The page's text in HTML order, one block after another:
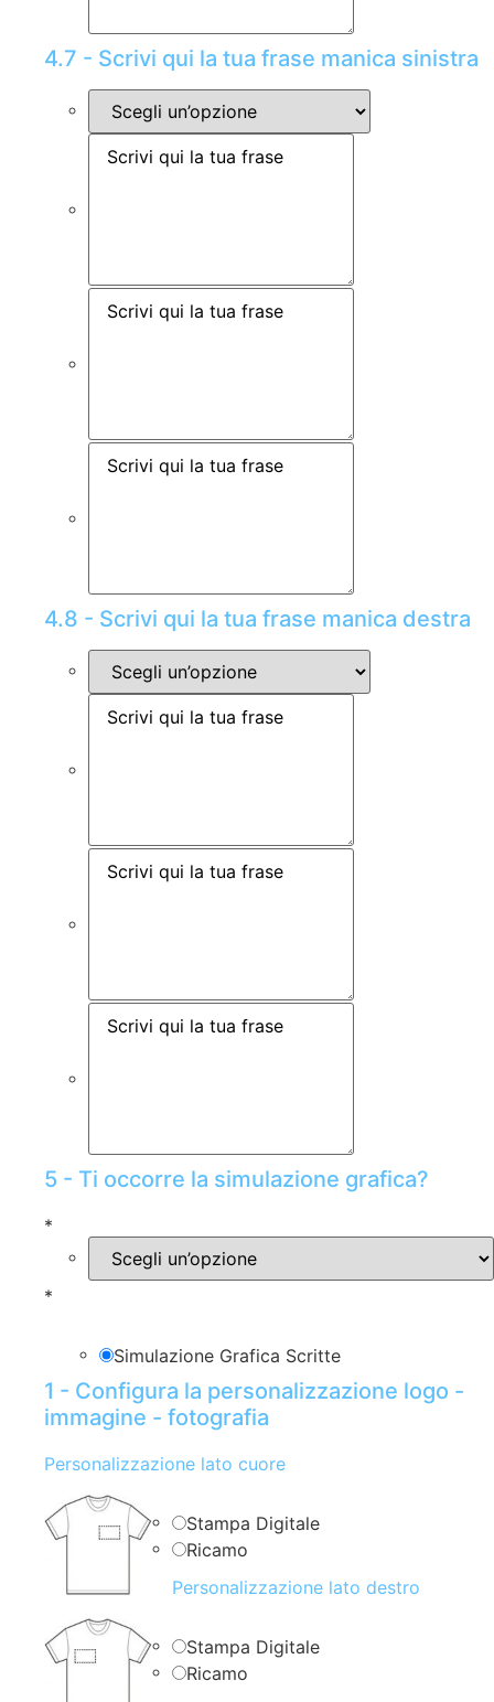
4.7 - Scrivi qui la tua frase manica sinistra
4.8 - Scrivi qui la tua frase manica destra
5 - Ti occorre la simulazione grafica?
*
*
Simulazione Grafica Scritte
1 - Configura la personalizzazione logo -
immagine - fotografia
Personalizzazione lato cuore
Stampa Digitale
Ricamo
Personalizzazione lato destro
Stampa Digitale
Ricamo